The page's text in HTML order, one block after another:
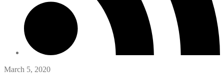
March 5, 2020